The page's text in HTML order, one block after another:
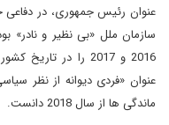
عنوان رئیس جمهوری، در دفاعی
سازمان ملل «بی نظیر و نادر»
2016 و 2017 را در
عنوان «فردی دیوانه از نظر
ماندگی ها از سال 2018 دانست.